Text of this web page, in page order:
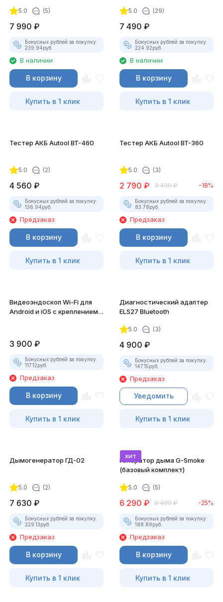
5.0 (5)
7 990 ₽
Бонусных рублей за покупку:
239.94руб.
В наличии
В корзину
Купить в 1 клик
5.0 (29)
7 490 ₽
Бонусных рублей за покупку:
224.92руб.
В наличии
В корзину
Купить в 1 клик
Тестер АКБ Autool BT-460
5.0 (2)
4 560 ₽
Бонусных рублей за покупку:
136.94руб.
Предзаказ
В корзину
Купить в 1 клик
Тестер АКБ Autool BT-360
5.0 (3)
2 790 ₽ 3 400 ₽ -18%
Бонусных рублей за покупку:
83.78руб.
Предзаказ
В корзину
Купить в 1 клик
Видеоэндоскоп Wi-Fi для
Android и iOS с креплением
3 900 ₽
Бонусных рублей за покупку:
117.12руб.
Предзаказ
В корзину
Купить в 1 клик
Диагностический адаптер
ELS27 Bluetooth
5.0 (3)
4 900 ₽
Бонусных рублей за покупку:
147.15руб.
Предзаказ
Уведомить
Купить в 1 клик
Дымогенератор ГД-02
5.0 (2)
7 630 ₽
Бонусных рублей за покупку:
229.13руб.
Предзаказ
В корзину
Купить в 1 клик
хит
Генератор дыма G-Smoke
(базовый комплект)
5.0 (5)
6 290 ₽ 8 400 ₽ -25%
Бонусных рублей за покупку:
188.89руб.
Предзаказ
В корзину
Купить в 1 клик